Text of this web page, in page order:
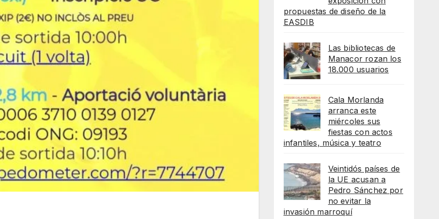
propuestas de diseño de la
EASDIB
Las bibliotecas de
Manacor rozan los
18.000 usuarios
Cala Morlanda
arranca este
miércoles sus
fiestas con actos
infantiles, música y teatro
Veintidós países de
la UE acusan a
Pedro Sánchez por
no evitar la
invasión marroquí